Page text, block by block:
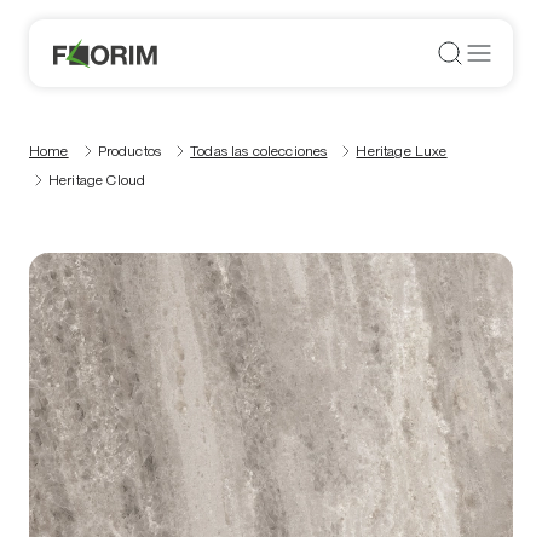
Home Productos Todas las colecciones
Heritage Luxe
Heritage Cloud